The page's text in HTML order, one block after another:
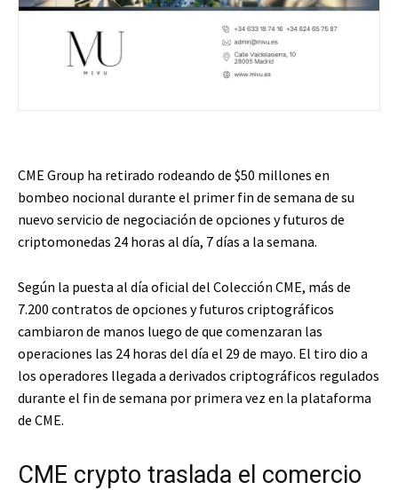
CME Group ha retirado rodeando de $50 millones en
bombeo nocional durante el primer fin de semana de su
nuevo servicio de negociación de opciones y futuros de
criptomonedas 24 horas al día, 7 días a la semana.
Según la puesta al día oficial del Colección CME, más de
7.200 contratos de opciones y futuros criptográficos
cambiaron de manos luego de que comenzaran las
operaciones las 24 horas del día el 29 de mayo. El tiro dio a
los operadores llegada a derivados criptográficos regulados
durante el fin de semana por primera vez en la plataforma
de CME.
CME crypto traslada el comercio